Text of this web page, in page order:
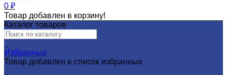
0 ₽
Товар добавлен в корзину!
Каталог товаров
Избранные
Товар добавлен в список избранных